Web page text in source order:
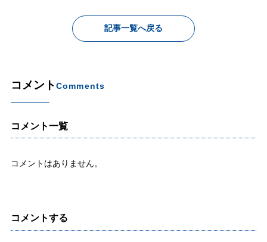
記事一覧へ戻る
コメントComments
コメント一覧
コメントはありません。
コメントする